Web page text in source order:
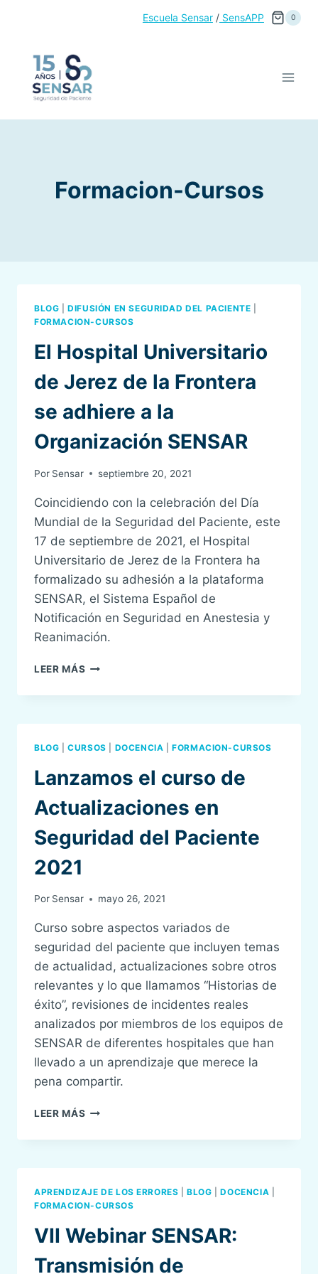
Escuela Sensar/SensAPP 0
Formacion-Cursos
BLOG |DIFUSIÓN EN SEGURIDAD DEL PACIENTE
FORMACION-CURSOS
El Hospital Universitario
de Jerez de la Frontera
se adhiere a la
Organización SENSAR
Por Sensar septiembre 20, 2021
Coincidiendo con la celebración del Día
Mundial de la Seguridad del Paciente, este
17 de septiembre de 2021, el Hospital
Universitario de Jerez de la Frontera ha
formalizado su adhesión a la plataforma
SENSAR, el Sistema Español de
Notificación en Seguridad en Anestesia y
Reanimación.
LEER MÁS
UNIVERSITARIO
SE
ADHIERE
A
LA
ORGANIZACIÓN
BLOG |CURSOS DOCENCIA |FORMACION-CURSOS
Lanzamos el curso de
Actualizaciones en
Seguridad del Paciente
2021
Por Sensar mayo 26, 2021
Curso sobre aspectos variados de
seguridad del paciente que incluyen temas
de actualidad, actualizaciones sobre otros
relevantes y lo que llamamos “Historias de
éxito”, revisiones de incidentes reales
analizados por miembros de los equipos de
SENSAR de diferentes hospitales que han
llevado a un aprendizaje que merece la
pena compartir.
LEER MÁS LANZAMOS
CURSO
SEGURIDAD
PACIENTE
2021
APRENDIZAJE DE LOS ERRORES |BLOG |DOCENCIA
FORMACION-CURSOS
VII Webinar SENSAR:
Transmisión de